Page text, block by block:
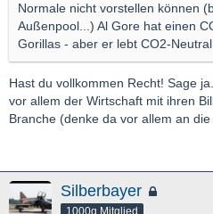
Normale nicht vorstellen können
Außenpool...) Al Gore hat einen
Gorillas - aber er lebt CO2-
Hast du vollkommen Recht! Sage
vor allem der Wirtschaft mit ihren
Branche (denke da vor allem an die
Silberbayer
1000g Mitglied